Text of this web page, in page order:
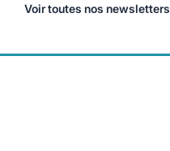
Voir toutes nos newsletters